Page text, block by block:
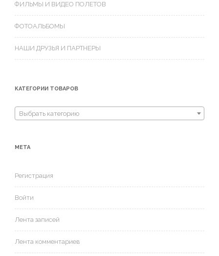
ФИЛЬМЫ И ВИДЕО ПОЛЕТОВ
ФОТОАЛЬБОМЫ
НАШИ ДРУЗЬЯ И ПАРТНЕРЫ
КАТЕГОРИИ ТОВАРОВ
Выбрать категорию
МЕТА
Регистрация
Войти
Лента записей
Лента комментариев